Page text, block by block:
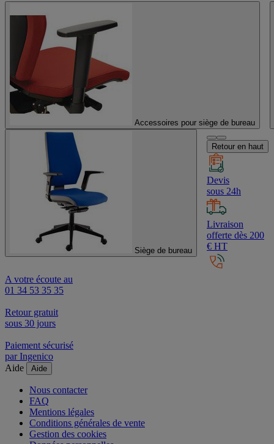
Accessoires pour siège de bureau
Siège de bureau
Retour en haut
Devis
sous 24h
Livraison
offerte dès 200
€ HT
A votre écoute au
01 34 53 35 35
Retour gratuit
sous 30 jours
Paiement sécurisé
par Ingenico
Aide
Aide
Nous contacter
FAQ
Mentions légales
Conditions générales de vente
Gestion des cookies